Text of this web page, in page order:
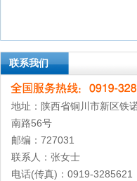
联系我们
地址：陕西省铜川市新区铁
南路56号
邮编：727031
联系人：张女士
电话(传真)：0919-